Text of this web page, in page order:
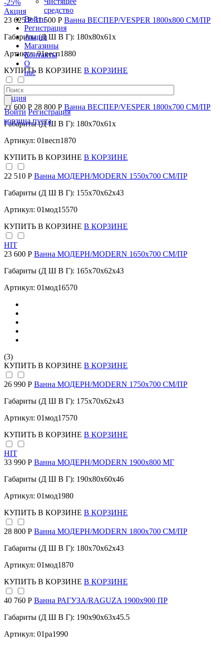
средство
Войти
Регистрация
Акции
Магазины
Контакты
О
нас
Войти Регистрация
корзина пуста
-25%
Акция
23 625 Р31 500 Р Ванна ВЕСПЕР/VESPER 1800х800 СМ/ПР
Габариты (Д Ш В Г): 180x80x61x
Артикул: 01весп1880
КУПИТЬ В КОРЗИНЕ В КОРЗИНЕ
-25%
Акция
21 600 Р 28 800 Р Ванна ВЕСПЕР/VESPER 1800х700 СМ/ПР
Габариты (Д Ш В Г): 180x70x61x
Артикул: 01весп1870
КУПИТЬ В КОРЗИНЕ В КОРЗИНЕ
22 510 Р Ванна МОДЕРН/MODERN 1550х700 СМ/ПР
Габариты (Д Ш В Г): 155x70x62x43
Артикул: 01мод15570
КУПИТЬ В КОРЗИНЕ В КОРЗИНЕ
HIT
23 600 Р Ванна МОДЕРН/MODERN 1650х700 СМ/ПР
Габариты (Д Ш В Г): 165x70x62x43
Артикул: 01мод16570
(3)
КУПИТЬ В КОРЗИНЕ В КОРЗИНЕ
26 990 Р Ванна МОДЕРН/MODERN 1750х700 СМ/ПР
Габариты (Д Ш В Г): 175x70x62x43
Артикул: 01мод17570
КУПИТЬ В КОРЗИНЕ В КОРЗИНЕ
HIT
33 990 Р Ванна МОДЕРН/MODERN 1900х800 МГ
Габариты (Д Ш В Г): 190x80x60x46
Артикул: 01мод1980
КУПИТЬ В КОРЗИНЕ В КОРЗИНЕ
28 800 Р Ванна МОДЕРН/MODERN 1800х700 СМ/ПР
Габариты (Д Ш В Г): 180x70x62x43
Артикул: 01мод1870
КУПИТЬ В КОРЗИНЕ В КОРЗИНЕ
40 760 Р Ванна РАГУЗА/RAGUZA 1900х900 ПР
Габариты (Д Ш В Г): 190x90x63x45.5
Артикул: 01ра1990